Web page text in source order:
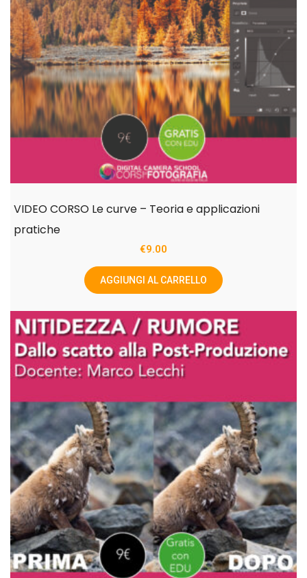
VIDEO CORSO Le curve – Teoria e applicazioni
pratiche
€9.00
AGGIUNGI AL CARRELLO